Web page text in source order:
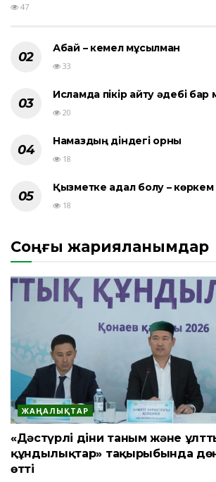
47
Абай – кемел мұсылман
33
Исламда пікір айту әдебі бар
20
Намаздың діндегі орны
18
Қызметке адал болу – көркем
18
Соңғы жарияланымдар
ЖАҢАЛЫҚТАР
«Дәстүрлі діни таным және
құндылықтар» тақырыбында
өтті